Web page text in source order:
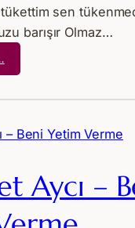
tükettim sen
barışır Olmaz…
Mehmet
Yerine
Ben
Aycı –